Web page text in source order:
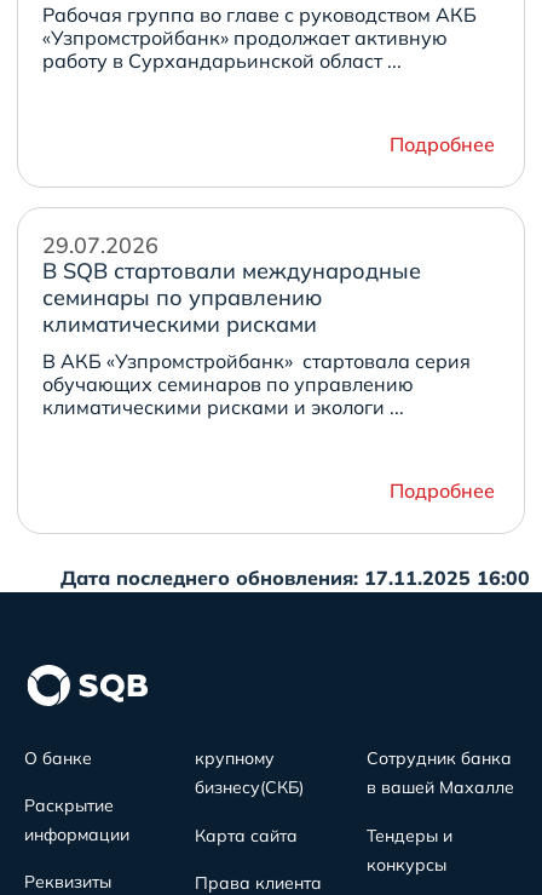
Рабочая группа во главе с руководством АКБ
«Узпромстройбанк» продолжает активную
работу в Сурхандарьинской област ...
Подробнее
29.07.2026
В SQB стартовали международные
семинары по управлению
климатическими рисками
В АКБ «Узпромстройбанк» стартовала серия
обучающих семинаров по управлению
климатическими рисками и экологи ...
Подробнее
Дата последнего обновления: 17.11.2025 16:00
О банке
Раскрытие
информации
Реквизиты
крупному
бизнесу(СКБ)
Карта сайта
Права клиента
Сотрудник банка
в вашей Махалле
Тендеры и
конкурсы